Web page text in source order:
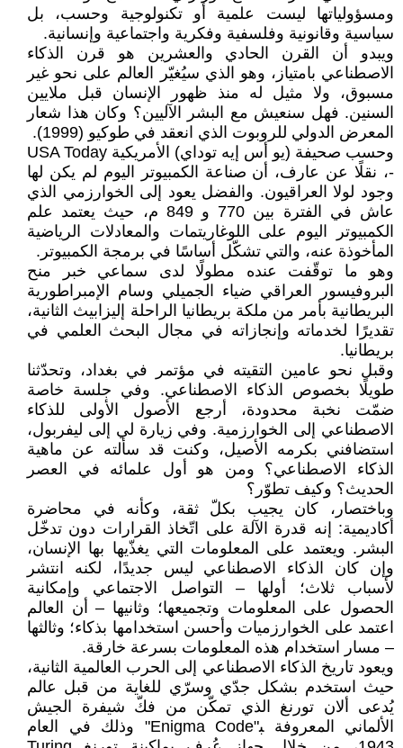
ومسؤولياتها ليست علمية أو تكنولوجية وحسب، بل
سياسية وقانونية وفلسفية وفكرية واجتماعية وإنسانية.
ويبدو أن القرن الحادي والعشرين هو قرن الذكاء
الاصطناعي بامتياز، وهو الذي سيُغيّر العالم على نحو غير
مسبوق، ولا مثيل له منذ ظهور الإنسان قبل ملايين
السنين. فهل سنعيش مع البشر الآليين؟ وكان هذا شعار
المعرض الدولي للروبوت الذي انعقد في طوكيو (1999).
وحسب صحيفة (يو أس إيه توداي) الأمريكية USA Today
-، نقلًا عن عارف، أن صناعة الكمبيوتر اليوم لم يكن لها
وجود لولا العراقيون. والفضل يعود إلى الخوارزمي الذي
عاش في الفترة بين 770 و 849 م، حيث يعتمد علم
الكمبيوتر اليوم على اللوغاريتمات والمعادلات الرياضية
المأخوذة عنه، والتي تشكّل أساسًا في برمجة الكمبيوتر.
وهو ما توقّفت عنده مطولًا لدى سماعي خبر منح
البروفيسور العراقي ضياء الجميلي وسام الإمبراطورية
البريطانية بأمر من ملكة بريطانيا الراحلة إليزابيث الثانية،
تقديرًا لخدماته وإنجازاته في مجال البحث العلمي في
بريطانيا.
وقبل نحو عامين التقيته في مؤتمر في بغداد، وتحدّثنا
طويلًا بخصوص الذكاء الاصطناعي. وفي جلسة خاصة
ضمّت نخبة محدودة، أرجع الأصول الأولى للذكاء
الاصطناعي إلى الخوارزمية. وفي زيارة لي إلى ليفربول،
استضافني بكرمه الأصيل، وكنت قد سألته عن ماهية
الذكاء الاصطناعي؟ ومن هو أول علمائه في العصر
الحديث؟ وكيف تطوّر؟
وباختصار، كان يجيب بكلّ ثقة، وكأنه في محاضرة
أكاديمية: إنه قدرة الآلة على اتّخاذ القرارات دون تدخّل
البشر. ويعتمد على المعلومات التي يغذّيها بها الإنسان،
وإن كان الذكاء الاصطناعي ليس جديدًا، لكنه انتشر
لأسباب ثلاث؛ أولها – التواصل الاجتماعي وإمكانية
الحصول على المعلومات وتجميعها؛ وثانيها – أن العالم
اعتمد على الخوارزميات وأحسن استخدامها بذكاء؛ وثالثها
– مسار استخدام هذه المعلومات بسرعة خارقة.
ويعود تاريخ الذكاء الاصطناعي إلى الحرب العالمية الثانية،
حيث استخدم بشكل جدّي وسرّي للغاية من قبل عالم
يُدعى ألان تورنغ الذي تمكّن من فكّ شيفرة الجيش
الألماني المعروفة ﺒ"Enigma Code" وذلك في العام